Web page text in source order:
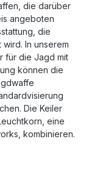
die darüber
angeboten
die
In unserem
für die Jagd mit
können die
Die Keiler
eine
kombinieren.